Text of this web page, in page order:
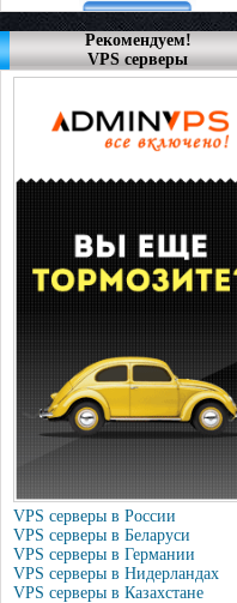
Рекомендуем!
VPS серверы
VPS серверы в России
VPS серверы в Беларуси
VPS серверы в Германии
VPS серверы в Нидерландах
VPS серверы в Казахстане